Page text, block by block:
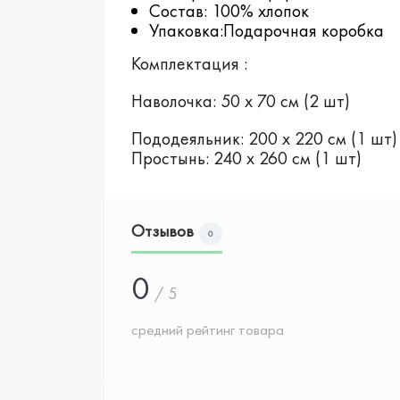
Состав: 100% хлопок
Упаковка:Подарочная коробка
Комплектация :
Наволочка: 50 х 70 см (2 шт)
Пододеяльник: 200 х 220 см (1
Простынь: 240 х 260 см (1 шт)
Отзывов 0
0 / 5
средний рейтинг товара